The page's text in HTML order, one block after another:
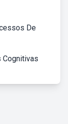
De
Cognitivas